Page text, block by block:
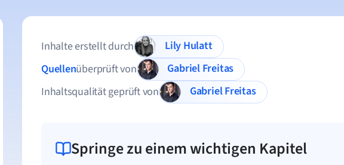
Inhalte erstellt durch
Lily Hulatt
Quellenüberprüft von
Gabriel Freitas
Inhaltsqualität geprüft von
Gabriel Freitas
Springe zu einem wichtigen Kapitel